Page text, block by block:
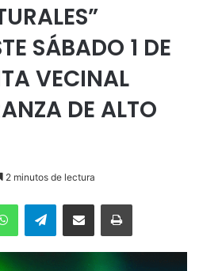
SÁBADO 1 DE
VECINAL
DE ALTO
2 minutos de lectura
WhatsAppTelegramEnviar vía email Imprimir